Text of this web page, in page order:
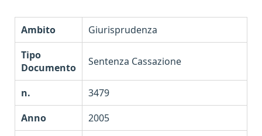
Ambito
Giurisprudenza
Tipo
Documento
Sentenza Cassazione
n.
3479
Anno
2005